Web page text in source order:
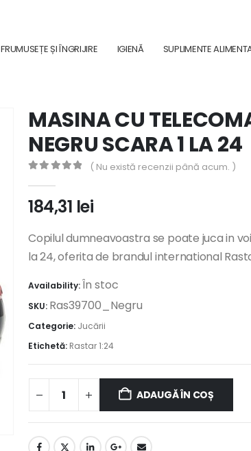
FRUMUSEȚE ȘI ÎNGRIJIRE IGIENĂ SUPLIMENTE
MASINA CU
NEGRU SCARA 1 LA 24
( Nu există recenzii până acum. )
184,31 lei
Copilul dumneavoastra se poate juca in
la 24, oferita de brandul international
Availability:În stoc
SKU: Ras39700_Negru
Categorie: Jucării
Etichetă: Rastar 1:24
ADAUGĂ ÎN COȘ